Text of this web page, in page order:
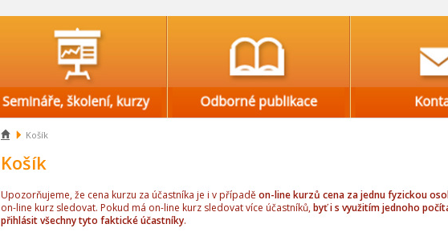
 Košík
Košík
Upozorňujeme, že cena kurzu za účastníka je i v případěon-line kurzů cena za jednu fyzickou
on-line kurz sledovat. Pokud má on-line kurz sledovat více účastníků,byť i s využitím jednoho
přihlásit všechny tyto faktické účastníky.